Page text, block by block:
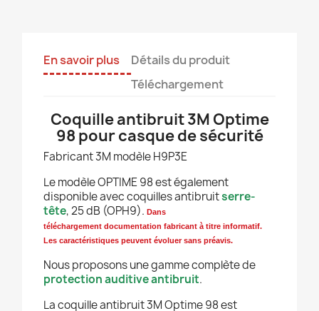
En savoir plus
Détails du produit
Téléchargement
Coquille antibruit 3M Optime
98 pour casque de sécurité
Fabricant 3M modèle H9P3E
Le modèle OPTIME 98 est également
disponible avec coquilles antibruitserre-
tête, 25 dB (OPH9). Dans
téléchargement documentation fabricant à titre informatif.
Les caractéristiques peuvent évoluer sans préavis.
Nous proposons une gamme complète de
protection auditive antibruit.
La coquille antibruit 3M Optime 98 est